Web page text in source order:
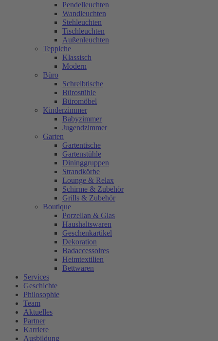
Pendelleuchten
Wandleuchten
Stehleuchten
Tischleuchten
Außenleuchten
Teppiche
Klassisch
Modern
Büro
Schreibtische
Bürostühle
Büromöbel
Kinderzimmer
Babyzimmer
Jugendzimmer
Garten
Gartentische
Gartenstühle
Dininggruppen
Strandkörbe
Lounge & Relax
Schirme & Zubehör
Grills & Zubehör
Boutique
Porzellan & Glas
Haushaltswaren
Geschenkartikel
Dekoration
Badaccessoires
Heimtextilien
Bettwaren
Services
Geschichte
Philosophie
Team
Aktuelles
Partner
Karriere
Ausbildung